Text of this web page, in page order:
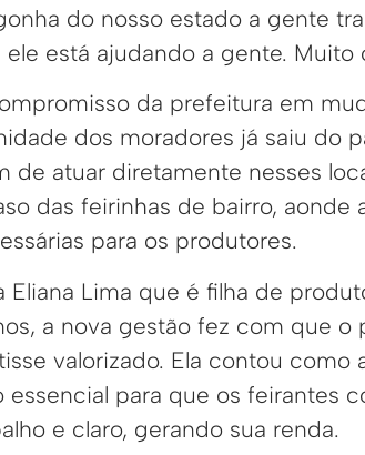
do nosso estado a gente
ele está ajudando a gente. Muito
da prefeitura em
dos moradores já saiu do
de atuar diretamente nesses
das feirinhas de bairro,
para os produtores.
Eliana Lima que é filha de
a nova gestão fez com que
valorizado. Ela contou
essencial para que os feirantes
e claro, gerando sua renda.